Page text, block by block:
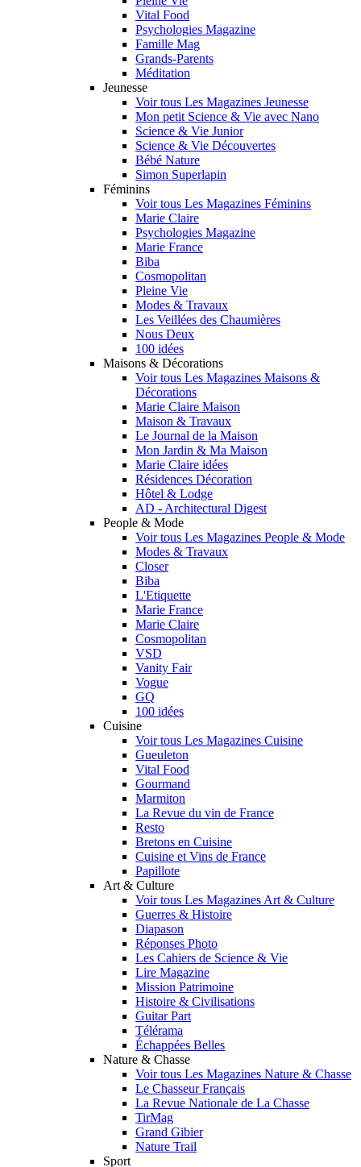
Vital Food
Psychologies Magazine
Famille Mag
Grands-Parents
Méditation
Jeunesse
Voir tous Les Magazines Jeunesse
Mon petit Science & Vie avec Nano
Science & Vie Junior
Science & Vie Découvertes
Bébé Nature
Simon Superlapin
Féminins
Voir tous Les Magazines Féminins
Marie Claire
Psychologies Magazine
Marie France
Biba
Cosmopolitan
Pleine Vie
Modes & Travaux
Les Veillées des Chaumières
Nous Deux
100 idées
Maisons & Décorations
Voir tous Les Magazines Maisons &
Décorations
Marie Claire Maison
Maison & Travaux
Le Journal de la Maison
Mon Jardin & Ma Maison
Marie Claire idées
Résidences Décoration
Hôtel & Lodge
AD - Architectural Digest
People & Mode
Voir tous Les Magazines People & Mode
Modes & Travaux
Closer
Biba
L'Etiquette
Marie France
Marie Claire
Cosmopolitan
VSD
Vanity Fair
Vogue
GQ
100 idées
Cuisine
Voir tous Les Magazines Cuisine
Gueuleton
Vital Food
Gourmand
Marmiton
La Revue du vin de France
Resto
Bretons en Cuisine
Cuisine et Vins de France
Papillote
Art & Culture
Voir tous Les Magazines Art & Culture
Guerres & Histoire
Diapason
Réponses Photo
Les Cahiers de Science & Vie
Lire Magazine
Mission Patrimoine
Histoire & Civilisations
Guitar Part
Télérama
Échappées Belles
Nature & Chasse
Voir tous Les Magazines Nature & Chasse
Le Chasseur Français
La Revue Nationale de La Chasse
TirMag
Grand Gibier
Nature Trail
Sport